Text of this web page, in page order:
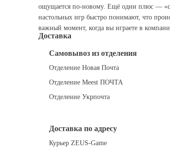
ощущается по‑новому. Ещё один плюс —
настольных игр быстро понимают, что
важный момент, когда вы играете в
Доставка
Самовывоз из отделения
Отделение Новая Почта
Отделение Meest ПОЧТА
Отделение Укрпочта
Доставка по адресу
Курьер ZEUS-Game